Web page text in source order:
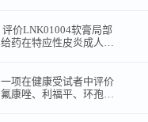
照的II期临床试验
评价LNK01004软膏局部
给药在特应性皮炎成人受
对照的II期临床试验
一项在健康受试者中评价
氟康唑、利福平、环孢素